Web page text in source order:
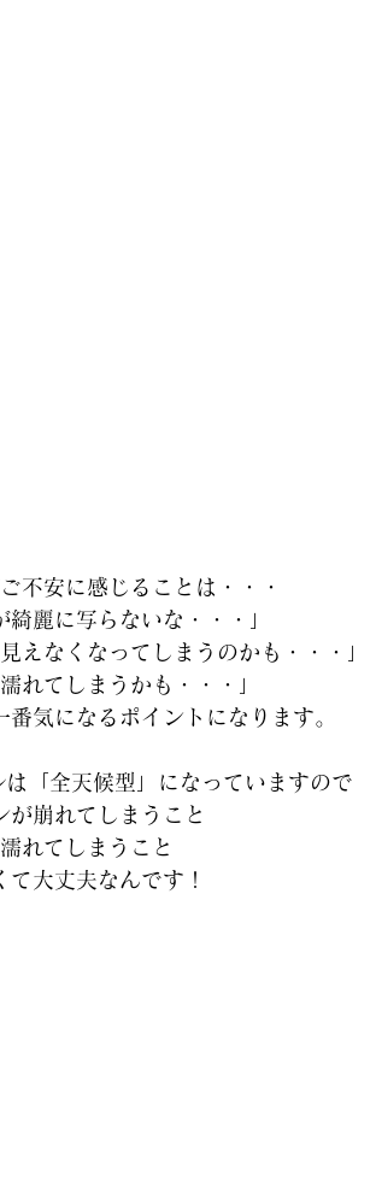
不安に感じることは・・・
綺麗に写らないな・・・」
えなくなってしまうのかも・・・」
れてしまうかも・・・」
気になるポイントになります。
「全天候型」になっていますので
が崩れてしまうこと
れてしまうこと
て大丈夫なんです！